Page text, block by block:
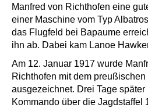
Manfred von Richthofen eine
einer Maschine vom Typ
das Flugfeld bei Bapaume
ihn ab. Dabei kam Lanoe
Am 12. Januar 1917 wurde
Richthofen mit dem
ausgezeichnet. Drei Tage
Kommando über die Jagdstaffel